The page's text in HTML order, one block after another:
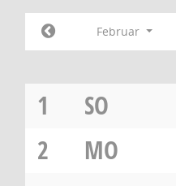
Februar
1
SO
2
MO